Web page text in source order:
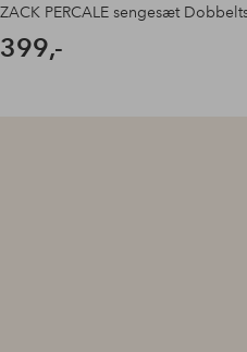
399,-